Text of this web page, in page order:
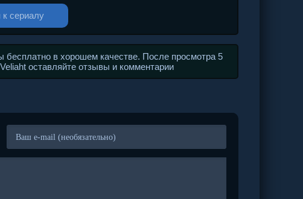
к сериалу
бесплатно в хорошем качестве. После просмотра 5
оставляйте отзывы и комментарии